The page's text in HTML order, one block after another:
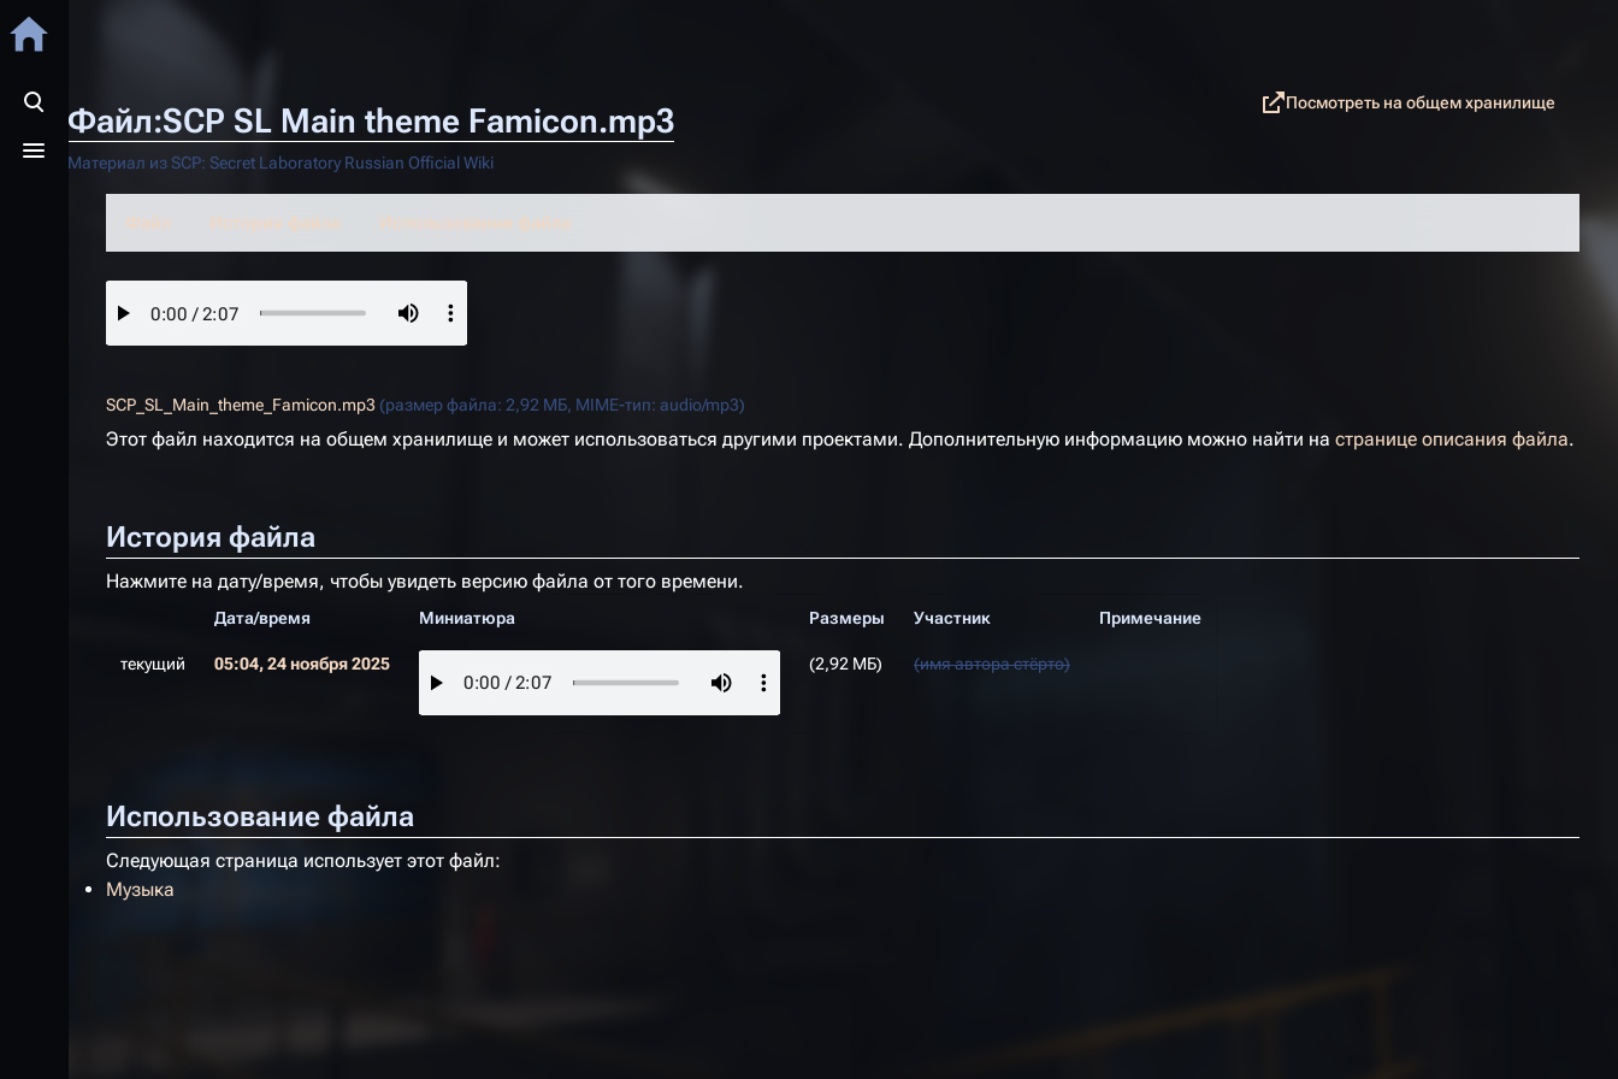
Открыть поиск
Открыть меню
Файл:SCP SL Main theme Famicon.mp3
Материал из SCP: Secret Laboratory Russian Official Wiki
Просмотры
Читать
Посмотреть на общем хранилище
Файл История файла Использование файла
SCP_SL_Main_theme_Famicon.mp3 (размер файла: 2,92 МБ, MIME-тип: audio/mp3)
Этот файл находится на общем хранилище и может использоваться другими проектами. Дополнительную информацию можно найти на странице описания файла.
История файла
Нажмите на дату/время, чтобы увидеть версию файла от того времени.
Дата/время Миниатюра Размеры Участник Примечание
текущий 05:04, 24 ноября 2025 (2,92 МБ) (имя автора стёрто)
Использование файла
Следующая страница использует этот файл:
Музыка